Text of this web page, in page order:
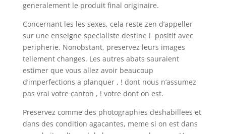
generalement le produit final originaire.
Concernant les les sexes, cela reste zen d’appeller
sur une enseigne specialiste destine i positif avec
peripherie. Nonobstant, preservez leurs images
tellement changes. Les autres abats sauraient
estimer que vous allez avoir beaucoup
d’imperfections a planquer , ! dont nous n’assumez
pas vrai votre canton , ! votre dont on est.
Preservez comme des photographies deshabillees et
dans des condition agacantes, meme si on est dans